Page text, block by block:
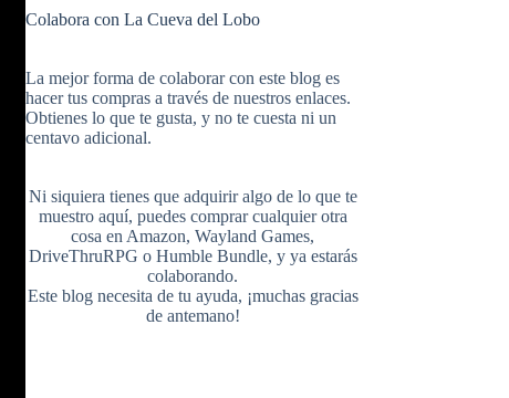
o
o
k
e
r
e
s
b
l
r
i
t
t
e
o
u
T
u
F
e
e
d
Colabora con La Cueva del Lobo
La mejor forma de colaborar con este blog es
hacer tus compras a través de nuestros enlaces.
Obtienes lo que te gusta, y no te cuesta ni un
centavo adicional.
Ni siquiera tienes que adquirir algo de lo que te
muestro aquí, puedes comprar cualquier otra
cosa en Amazon,Wayland Games,
DriveThruRPG o Humble Bundle, y ya estarás
colaborando.
Este blog necesita de tu ayuda, ¡muchas gracias
de antemano!